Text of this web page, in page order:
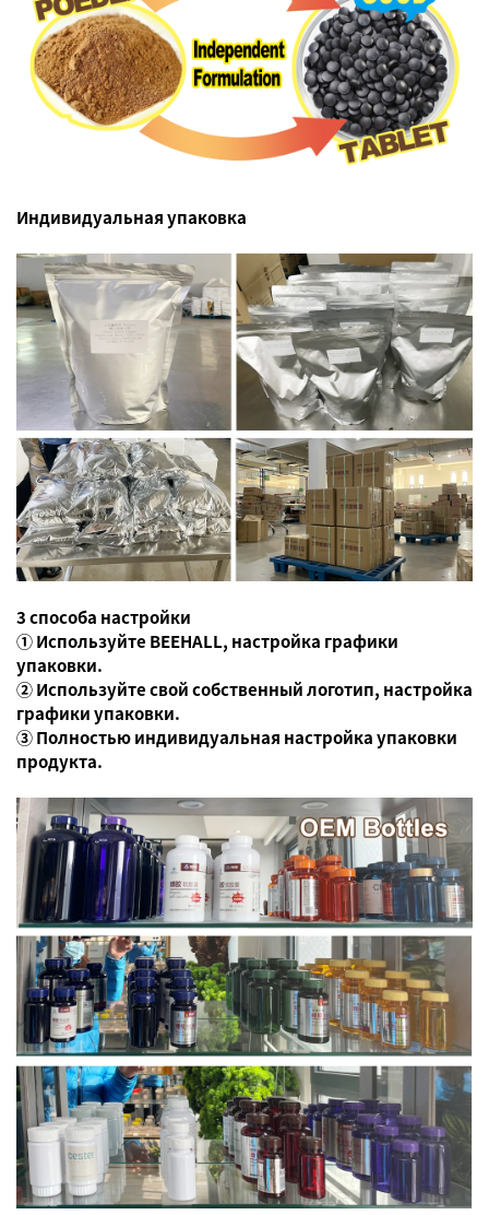
Индивидуальная упаковка
3 способа настройки
① Используйте BEEHALL, настройка графики
упаковки.
② Используйте свой собственный логотип, настройка
графики упаковки.
③ Полностью индивидуальная настройка упаковки
продукта.